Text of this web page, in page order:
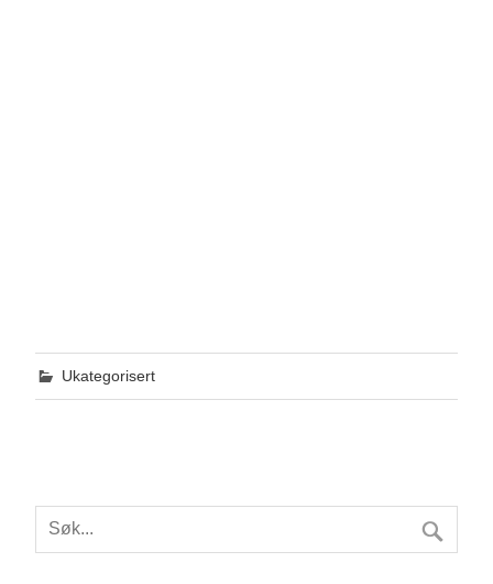
Ukategorisert